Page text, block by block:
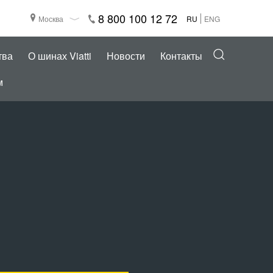
Москва 8 800 100 12 72 RU ENG
О шинах Viatti Новости
Контакты